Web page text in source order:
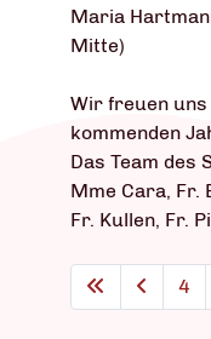
Maria
Mitte)
Wir freuen uns
kommenden
Das Team des
Mme Cara, Fr.
Fr. Kullen, Fr.
4